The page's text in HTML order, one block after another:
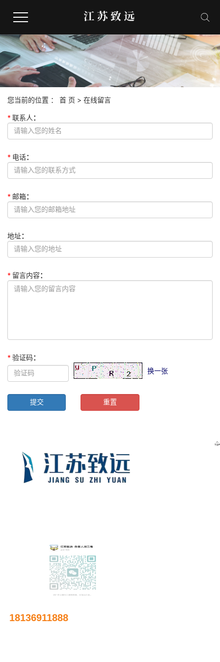
网站首页
人事外包
社保代缴
合作客户
联系我们
新闻资讯
您当前的位置 ： 首 页 > 在线留言
* 联系人 ：
* 电话：
* 邮箱：
地址：
* 留言内容：
* 验证码：
换一张
18136911888
